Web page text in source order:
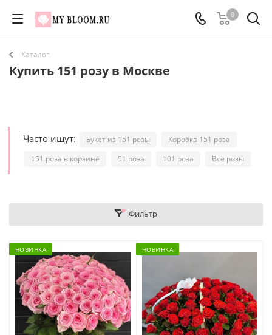
0
Каталог
Купить 151 розу в Москве
Часто ищут: Букет из 151 розы
Коробка 151 роза
151 роза в корзине
51 роза 101 роза Все розы
Фильтр
НОВИНКА НОВИНКА